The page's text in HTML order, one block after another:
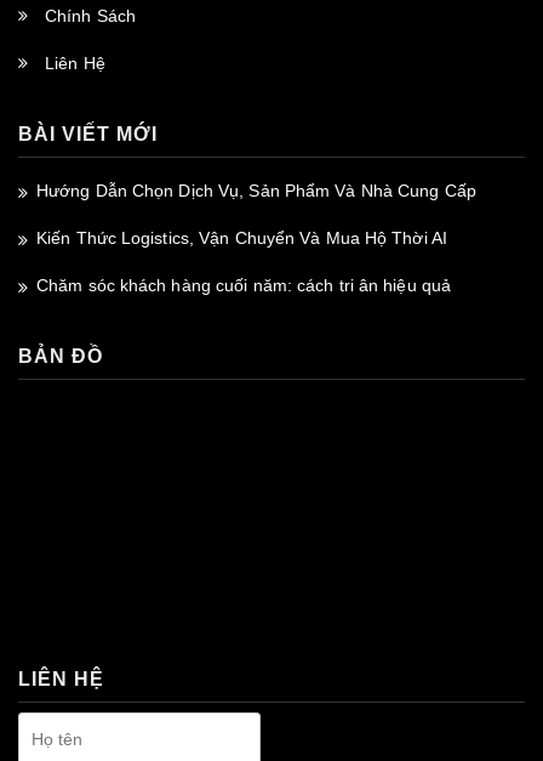
Chính Sách
Liên Hệ
BÀI VIẾT MỚI
Hướng Dẫn Chọn Dịch Vụ, Sản Phẩm Và Nhà Cung Cấp
Kiến Thức Logistics, Vận Chuyển Và Mua Hộ Thời AI
Chăm sóc khách hàng cuối năm: cách tri ân hiệu quả
BẢN ĐỒ
LIÊN HỆ